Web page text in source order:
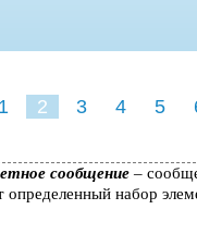
1 2 3 4 5
сообщение –
определенный набор